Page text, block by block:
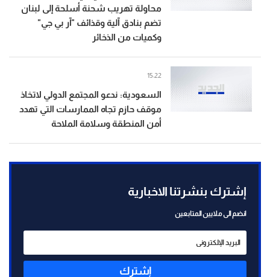
محاولة تهريب شحنة أسلحة إلى لبنان
تضم بنادق آلية وقذائف "آر بي جي"
وكميات من الذخائر
السعودية: ندعو المجتمع الدولي لاتخاذ
موقف حازم تجاه الممارسات التي تهدد
أمن المنطقة وسلامة الملاحة
15:22
إشترك بنشرتنا الاخبارية
انضم الى ملايين المتابعين
إشترك